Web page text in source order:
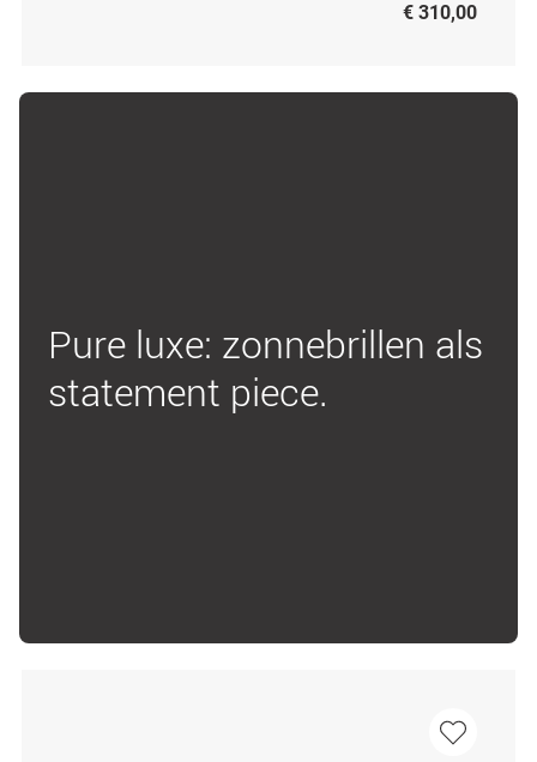
€ 310,00
Pure luxe: zonnebrillen als
statement piece.